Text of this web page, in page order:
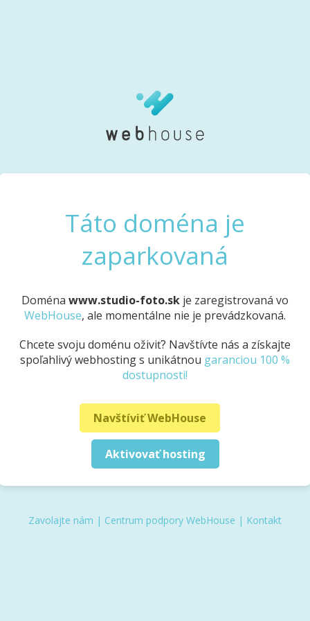
Táto doména je
zaparkovaná
Doména www.studio-foto.sk je zaregistrovaná vo
WebHouse, ale momentálne nie je prevádzkovaná.
Chcete svoju doménu oživiť? Navštívte nás a získajte
spoľahlivý webhosting s unikátnou garanciou 100 %
dostupnosti!
Navštíviť WebHouse
Aktivovať hosting
Zavolajte nám | Centrum podpory WebHouse | Kontakt